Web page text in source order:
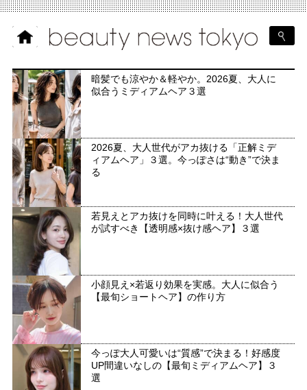
暗髪でも涼やか＆軽やか。2026夏、大人に
似合うミディアムヘア３選
2026夏、大人世代がアカ抜ける「正解ミデ
ィアムヘア」３選。今っぽさは“動き”で決ま
る
若見えとアカ抜けを同時に叶える！大人世代
が試すべき【透明感×抜け感ヘア】３選
小顔見え×若返り効果を実感。大人に似合う
【最旬ショートヘア】の作り方
今っぽ大人可愛いは“質感”で決まる！好感度
UP間違いなしの【最旬ミディアムヘア】３
選